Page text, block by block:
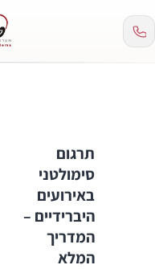
תרגום
סימולטני
באירועים
היברידיים –
המדריך
המלא